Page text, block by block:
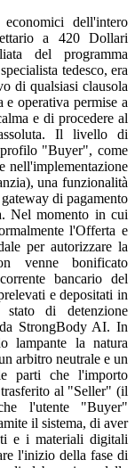
dell'intero
a 420 Dollari
del programma
tedesco, era
di qualsiasi clausola
e operativa permise a
e di procedere al
Il livello di
"Buyer", come
nell'implementazione
una funzionalità
di pagamento
Nel momento in cui
l'Offerta e
per autorizzare la
venne bonificato
bancario del
e depositati in
di detenzione
da StrongBody AI. In
lampante la natura
arbitro neutrale e un
parti che l'importo
al "Seller" (il
l'utente "Buyer"
il sistema, di aver
e i materiali digitali
l'inizio della fase di